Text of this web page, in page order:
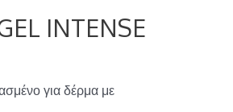
INTENSE
για δέρμα με